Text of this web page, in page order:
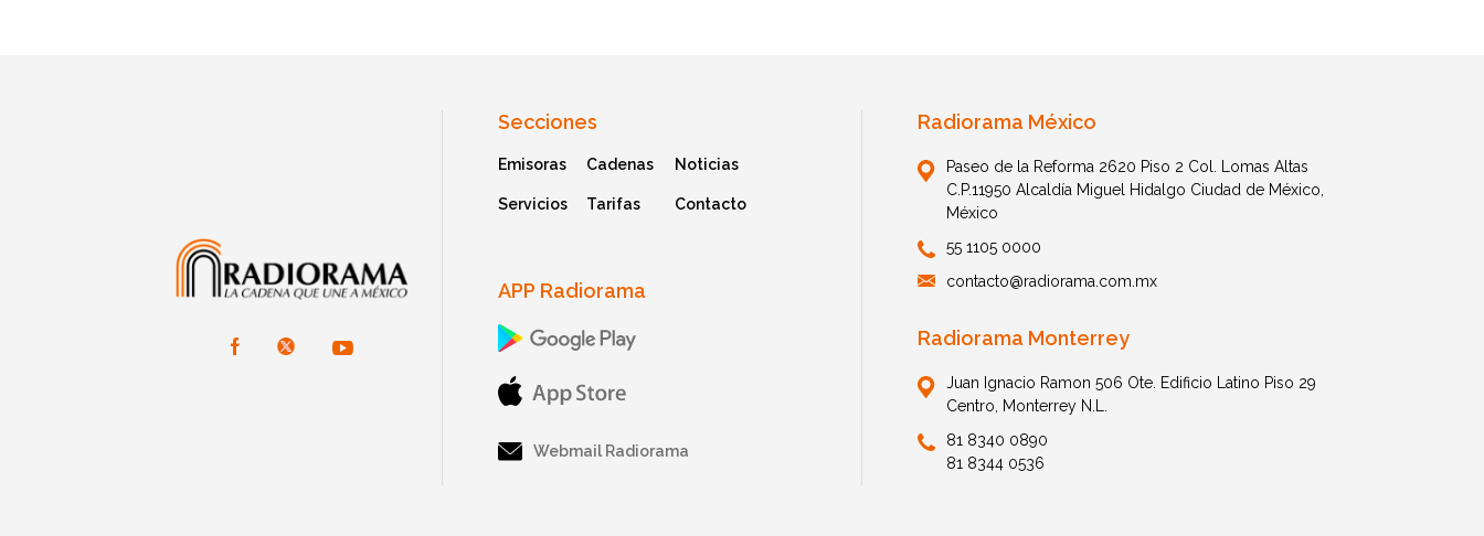
Secciones
Emisoras Cadenas Noticias
Servicios Tarifas Contacto
APP Radiorama
Webmail Radiorama
Radiorama México
Paseo de la Reforma 2620 Piso 2 Col. Lomas Altas
C.P.11950 Alcaldía Miguel Hidalgo Ciudad de México,
México
55 1105 0000
contacto@radiorama.com.mx
Radiorama Monterrey
Juan Ignacio Ramon 506 Ote. Edificio Latino Piso 29
Centro, Monterrey N.L.
81 8340 0890
81 8344 0536